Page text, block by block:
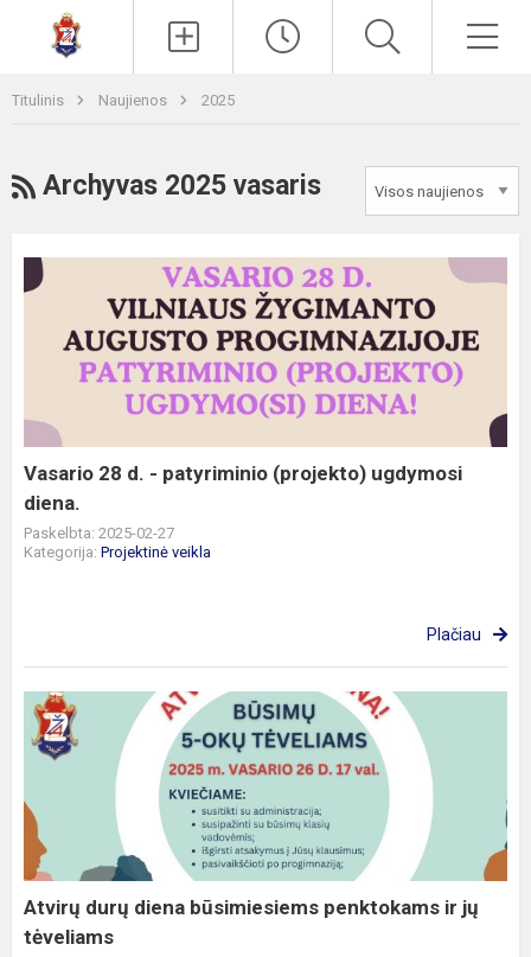
Titulinis Naujienos 2025
RSS
Archyvas 2025 vasaris
Vasario
28
patyriminio
ugdymosi
diena.
Vasario 28 d. - patyriminio (projekto) ugdymosi
diena.
Paskelbta: 2025-02-27
Kategorija: Projektinė veikla
Plačiau
Atvirų
durų
diena
penktokams
jų
tėveliams
Atvirų durų diena būsimiesiems penktokams ir jų
tėveliams